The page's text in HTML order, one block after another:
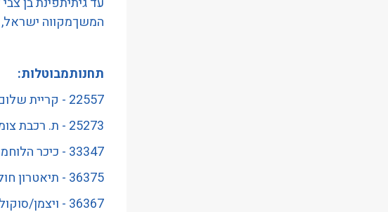
המשךמקווה ישראל,
תחנותמבוטלות:
22557 - קריית שלום/דרך בן צבי
25273 - ת. רכבת צומתחולון/לוי אשכול
33347 - כיכר הלוחמים/קוגל
36375 - תיאטרון חולון/קוגל
36367 - ויצמן/סוקולוב